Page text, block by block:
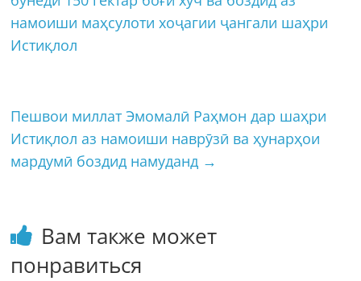
намоиши маҳсулоти хоҷагии ҷангали шаҳри
Истиқлол
Пешвои миллат Эмомалӣ Раҳмон дар шаҳри
Истиқлол аз намоиши наврӯзӣ ва ҳунарҳои
мардумӣ боздид намуданд →
Вам также может
понравиться